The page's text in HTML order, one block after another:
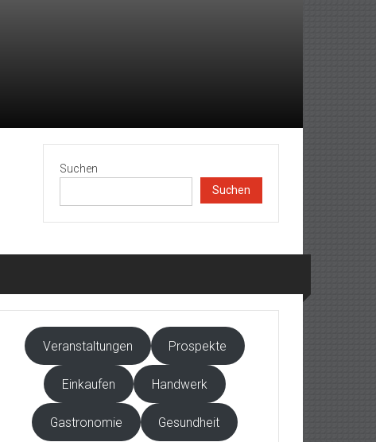
Suchen
Suchen
Veranstaltungen Prospekte
Einkaufen Handwerk
Gastronomie Gesundheit